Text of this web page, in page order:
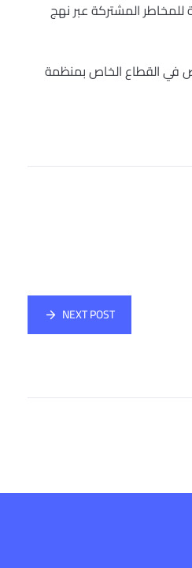
للمخاطر المشتركة عبر نهج
في القطاع الخاص بمنظمة
NEXT POST